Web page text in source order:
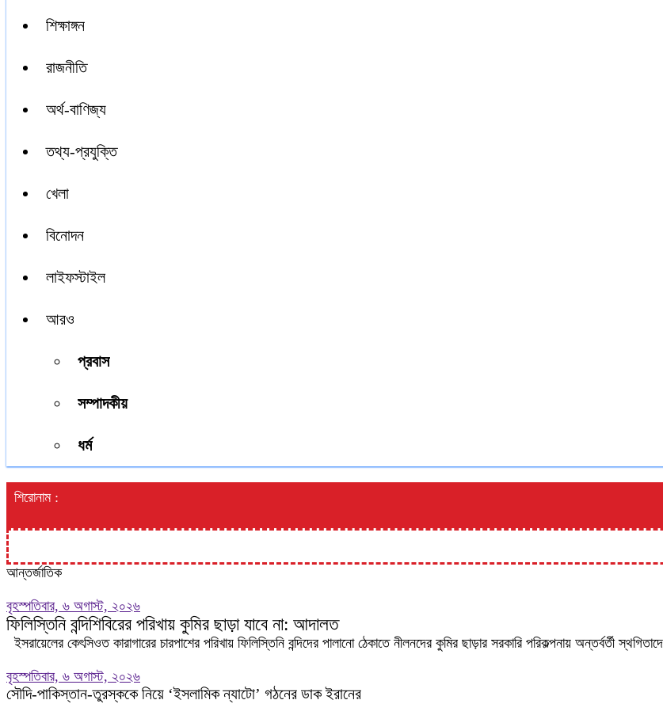
শিক্ষাঙ্গন
রাজনীতি
অর্থ-বাণিজ্য
তথ্য-প্রযুক্তি
খেলা
বিনোদন
লাইফস্টাইল
আরও
প্রবাস
সম্পাদকীয়
ধর্ম
শিরোনাম :
আন্তর্জাতিক
বৃহস্পতিবার, ৬ অগাস্ট, ২০২৬
ফিলিস্তিনি বন্দিশিবিরের পরিখায় কুমির ছাড়া যাবে না: আদালত
ইসরায়েলের কেৎসিওত কারাগারের চারপাশের পরিখায় ফিলিস্তিনি বন্দিদের পালানো ঠেকাতে নীলনদের কুমির ছাড়ার সরকারি পরিকল্পনায় অন্তর্বর্তী
বৃহস্পতিবার, ৬ অগাস্ট, ২০২৬
সৌদি-পাকিস্তান-তুরস্ককে নিয়ে ‘ইসলামিক ন্যাটো’ গঠনের ডাক ইরানের